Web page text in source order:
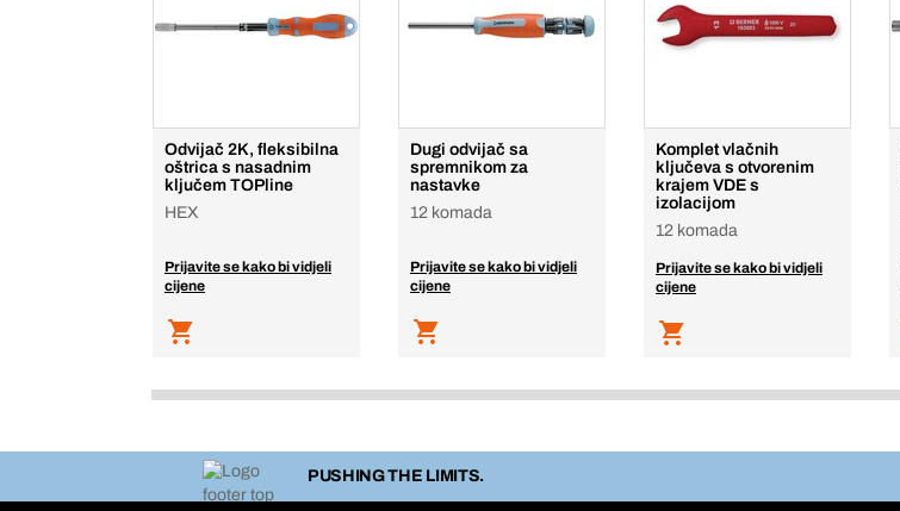
Odvijač 2K, fleksibilna
oštrica s nasadnim
ključem TOPline
HEX
Prijavite se kako bi vidjeli
cijene
Dugi odvijač sa
spremnikom za
nastavke
12 komada
Prijavite se kako bi vidjeli
cijene
Komplet vlačnih
ključeva s otvorenim
krajem VDE s
izolacijom
12 komada
Prijavite se kako bi vidjeli
cijene
PUSHING THE LIMITS.